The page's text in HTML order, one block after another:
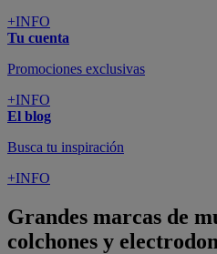
+INFO
Tu cuenta
Promociones exclusivas
+INFO
El blog
Busca tu inspiración
+INFO
Grandes marcas de
colchones y